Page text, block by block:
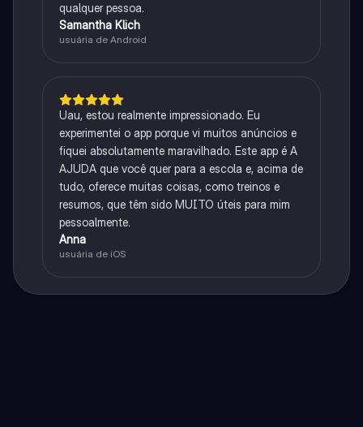
qualquer pessoa.
Samantha Klich
usuária de Android
Uau, estou realmente impressionado. Eu
experimentei o app porque vi muitos anúncios e
fiquei absolutamente maravilhado. Este app é A
AJUDA que você quer para a escola e, acima de
tudo, oferece muitas coisas, como treinos e
resumos, que têm sido MUITO úteis para mim
pessoalmente.
Anna
usuária de iOS